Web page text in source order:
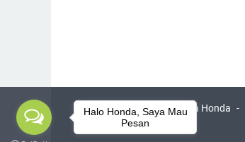
Harga Honda
Halo Honda, Saya Mau
Pesan